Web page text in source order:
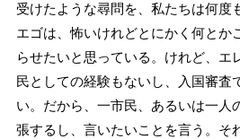
受けたような尋問を、私たちは何度
エゴは、怖いけれどとにかく何とか
らせたいと思っている。けれど、エ
民としての経験もないし、入国審査
い。だから、一市民、あるいは一人
張するし、言いたいことを言う。そ